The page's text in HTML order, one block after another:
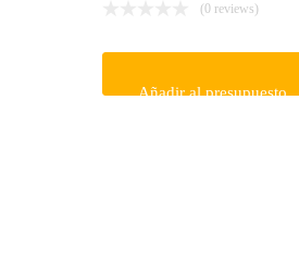
(0 reviews)
Añadir al presupuesto